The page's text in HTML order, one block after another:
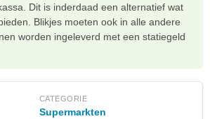
Dit is inderdaad een alternatief wat
Blikjes moeten ook in alle andere
worden ingeleverd met een statiegeld
CATEGORIE
Supermarkten